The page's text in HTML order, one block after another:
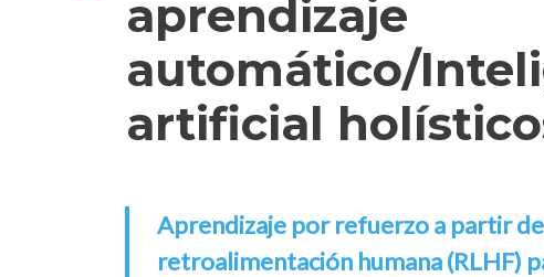
aprendizaje
automático/
artificial
Aprendizaje por refuerzo a partir
retroalimentación humana (RLHF)